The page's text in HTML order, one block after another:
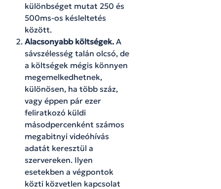
különbséget mutat 250 és
500ms-os késleltetés
között.
Alacsonyabb költségek. A
sávszélesség talán olcsó, de
a költségek mégis könnyen
megemelkedhetnek,
különösen, ha több száz,
vagy éppen pár ezer
feliratkozó küldi
másodpercenként számos
megabitnyi videóhívás
adatát keresztül a
szervereken. Ilyen
esetekben a végpontok
közti közvetlen kapcsolat